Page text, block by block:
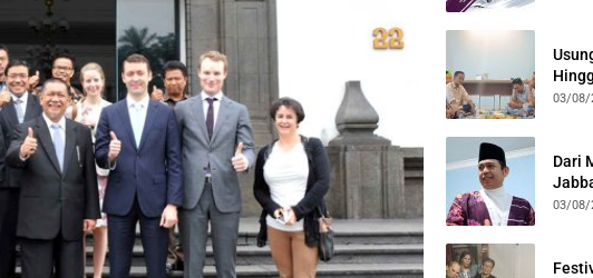
03/08/
Dari
Al-
03/08/